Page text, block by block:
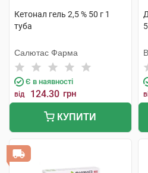
Кетонал гель 2,5 % 50 г 1
туба
Салютас Фарма
Є в наявності
від 124.30 грн
КУПИТИ